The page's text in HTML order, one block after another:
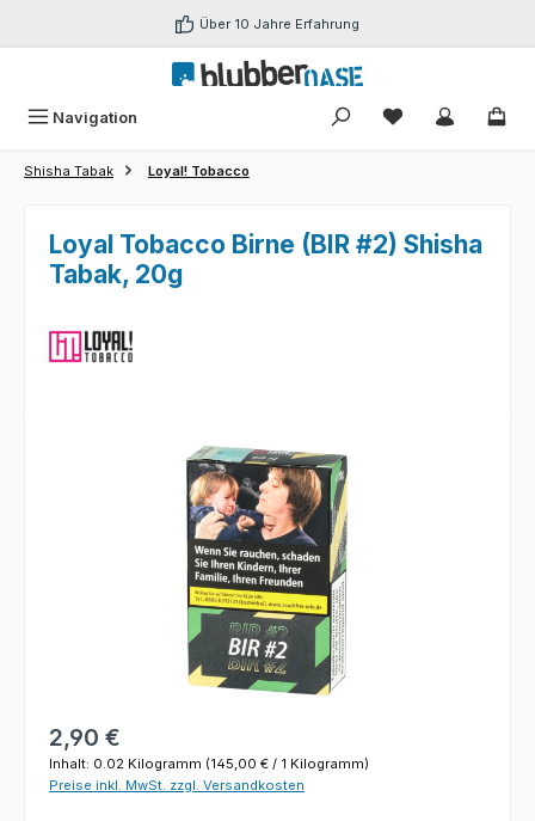
Zum Hauptinhalt springen Über 10 Jahre Erfahrung
Navigation Du hast 0
Shisha Tabak Loyal! Tobacco
Loyal Tobacco Birne (BIR #2) Shisha
Tabak, 20g
Bildergalerie überspringen
Regulärer Preis:
2,90 €
Inhalt: 0.02 Kilogramm (145,00 € / 1 Kilogramm)
Preise inkl. MwSt. zzgl. Versandkosten